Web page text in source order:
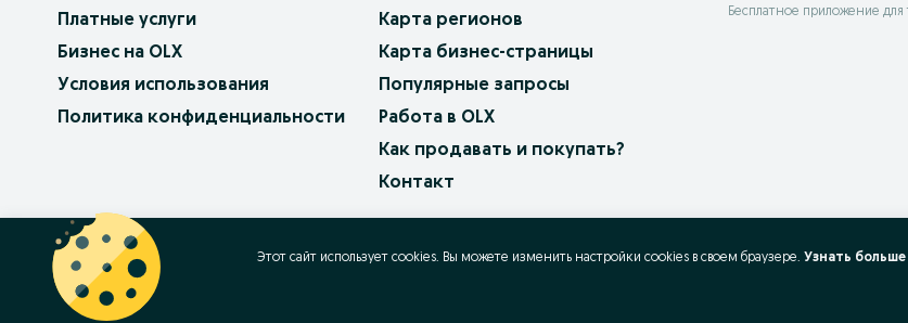
Платные услуги
Бизнес на OLX
Условия использования
Политика конфиденциальности
Карта регионов
Карта бизнес-страницы
Популярные запросы
Работа в OLX
Как продавать и покупать?
Контакт
Бесплатное приложение для
OLX.bg
Этот сайт использует cookies. Вы можете изменить настройки cookies в своeм браузере. Узнать больше